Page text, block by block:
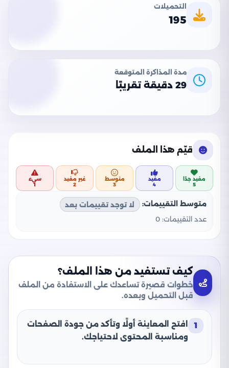
التحميلات
195
مدة المذاكرة المتوقعة
29 دقيقة تقريبًا
قيّم هذا الملف
مفيد جدًا
5
مفيد
4
متوسط
3
غير مفيد
2
سيء
1
متوسط التقييمات:
لا توجد تقييمات بعد
عدد التقييمات: 0
كيف تستفيد من هذا الملف؟
خطوات قصيرة تساعدك على الاستفادة من الملف
قبل التحميل وبعده.
1
افتح المعاينة أولًا وتأكد من جودة الصفحات
ومناسبة المحتوى لاحتياجك.